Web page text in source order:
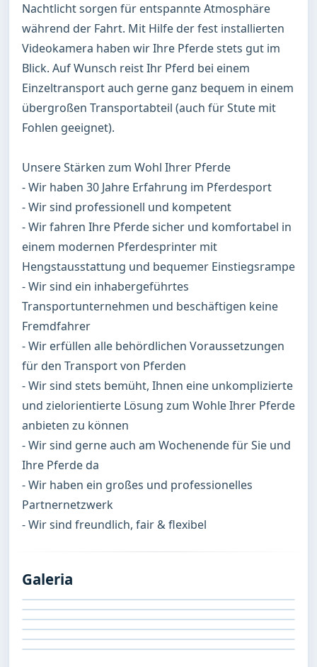
Nachtlicht sorgen für entspannte Atmosphäre
während der Fahrt. Mit Hilfe der fest installierten
Videokamera haben wir Ihre Pferde stets gut im
Blick. Auf Wunsch reist Ihr Pferd bei einem
Einzeltransport auch gerne ganz bequem in einem
übergroßen Transportabteil (auch für Stute mit
Fohlen geeignet).
Unsere Stärken zum Wohl Ihrer Pferde
- Wir haben 30 Jahre Erfahrung im Pferdesport
- Wir sind professionell und kompetent
- Wir fahren Ihre Pferde sicher und komfortabel in
einem modernen Pferdesprinter mit
Hengstausstattung und bequemer Einstiegsrampe
- Wir sind ein inhabergeführtes
Transportunternehmen und beschäftigen keine
Fremdfahrer
- Wir erfüllen alle behördlichen Voraussetzungen
für den Transport von Pferden
- Wir sind stets bemüht, Ihnen eine unkomplizierte
und zielorientierte Lösung zum Wohle Ihrer Pferde
anbieten zu können
- Wir sind gerne auch am Wochenende für Sie und
Ihre Pferde da
- Wir haben ein großes und professionelles
Partnernetzwerk
- Wir sind freundlich, fair & flexibel
Galeria